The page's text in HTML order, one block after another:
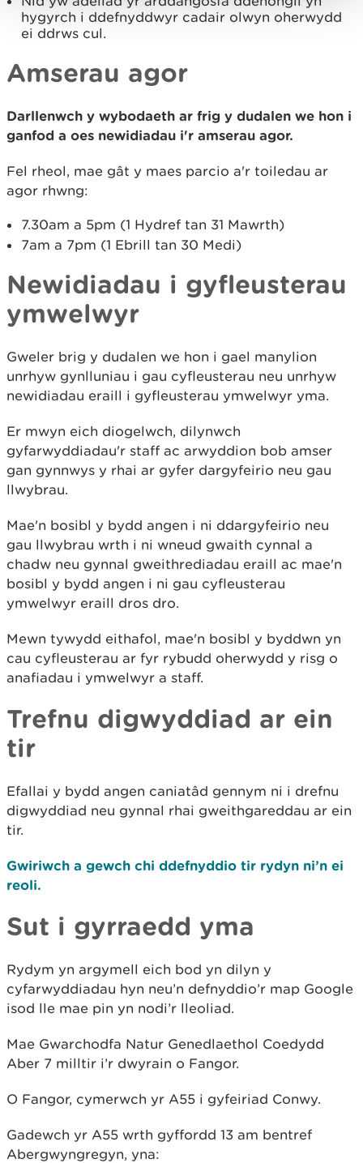
hygyrch i ddefnyddwyr cadair olwyn oherwydd
ei ddrws cul.
Amserau agor
Darllenwch y wybodaeth ar frig y dudalen we hon i
ganfod a oes newidiadau i'r amserau agor.
Fel rheol, mae gât y maes parcio a'r toiledau ar
agor rhwng:
7.30am a 5pm (1 Hydref tan 31 Mawrth)
7am a 7pm (1 Ebrill tan 30 Medi)
Newidiadau i gyfleusterau
ymwelwyr
Gweler brig y dudalen we hon i gael manylion
unrhyw gynlluniau i gau cyfleusterau neu unrhyw
newidiadau eraill i gyfleusterau ymwelwyr yma.
Er mwyn eich diogelwch, dilynwch
gyfarwyddiadau'r staff ac arwyddion bob amser
gan gynnwys y rhai ar gyfer dargyfeirio neu gau
llwybrau.
Mae'n bosibl y bydd angen i ni ddargyfeirio neu
gau llwybrau wrth i ni wneud gwaith cynnal a
chadw neu gynnal gweithrediadau eraill ac mae'n
bosibl y bydd angen i ni gau cyfleusterau
ymwelwyr eraill dros dro.
Mewn tywydd eithafol, mae'n bosibl y byddwn yn
cau cyfleusterau ar fyr rybudd oherwydd y risg o
anafiadau i ymwelwyr a staff.
Trefnu digwyddiad ar ein
tir
Efallai y bydd angen caniatâd gennym ni i drefnu
digwyddiad neu gynnal rhai gweithgareddau ar ein
tir.
Gwiriwch a gewch chi ddefnyddio tir rydyn ni’n ei
reoli.
Sut i gyrraedd yma
Rydym yn argymell eich bod yn dilyn y
cyfarwyddiadau hyn neu’n defnyddio’r map Google
isod lle mae pin yn nodi’r lleoliad.
Mae Gwarchodfa Natur Genedlaethol Coedydd
Aber 7 milltir i’r dwyrain o Fangor.
O Fangor, cymerwch yr A55 i gyfeiriad Conwy.
Gadewch yr A55 wrth gyffordd 13 am bentref
Abergwyngregyn, yna: